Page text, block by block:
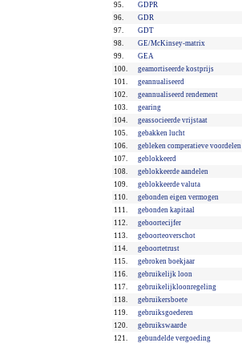
95.
GDPR
96.
GDR
97.
GDT
98.
GE/McKinsey-matrix
99.
GEA
100.
geamortiseerde kostprijs
101.
geannualiseerd
102.
geannualiseerd rendement
103.
gearing
104.
geassocieerde vrijstaat
105.
gebakken lucht
106.
gebleken comperatieve voordelen
107.
geblokkeerd
108.
geblokkeerde aandelen
109.
geblokkeerde valuta
110.
gebonden eigen vermogen
111.
gebonden kapitaal
112.
geboortecijfer
113.
geboorteoverschot
114.
geboortetrust
115.
gebroken boekjaar
116.
gebruikelijk loon
117.
gebruikelijkloonregeling
118.
gebruikersboete
119.
gebruiksgoederen
120.
gebruikswaarde
121.
gebundelde vergoeding